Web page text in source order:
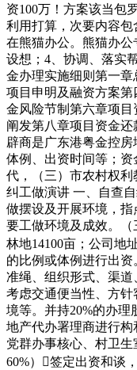
资100万！方案该当包
利用打算，次要内容
在熊猫办公。熊猫办公
设想；4、协调、落实
金办理实施细则第一
项目申明及融资方案
金风险节制第六章项
阐发第八章项目资金
辟商是广东港粤金控
体例、出资时间等；
代，（三）市农村权
纠工做演讲 一、自查
做摆设及开展环境，
要工做环境及成效。（
林地14100亩；公司地
的比例或体例进行出资
准绳、组织形式、渠道
考虑交通便当性、方
境等。并持20%的办
地产代办署理商进行
党群办事核心、村卫
60%）签定出资和谈